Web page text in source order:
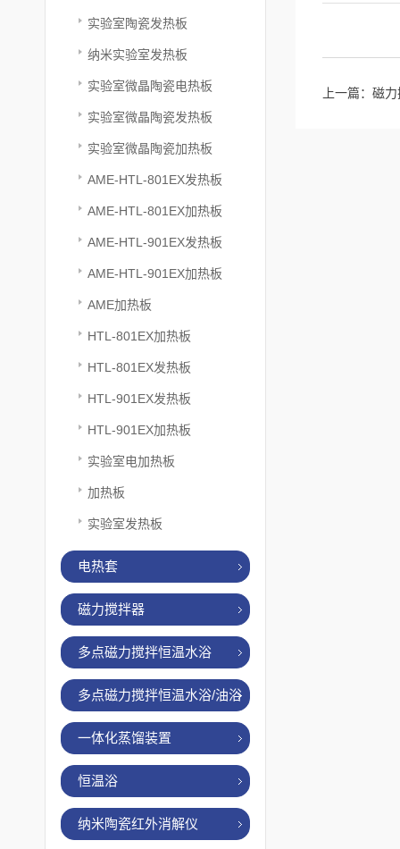
实验室陶瓷发热板
纳米实验室发热板
实验室微晶陶瓷电热板
实验室微晶陶瓷发热板
实验室微晶陶瓷加热板
AME-HTL-801EX发热板
AME-HTL-801EX加热板
AME-HTL-901EX发热板
AME-HTL-901EX加热板
AME加热板
HTL-801EX加热板
HTL-801EX发热板
HTL-901EX发热板
HTL-901EX加热板
实验室电加热板
加热板
实验室发热板
电热套
磁力搅拌器
多点磁力搅拌恒温水浴
多点磁力搅拌恒温水浴/油浴
一体化蒸馏装置
恒温浴
纳米陶瓷红外消解仪
上一篇： 磁力